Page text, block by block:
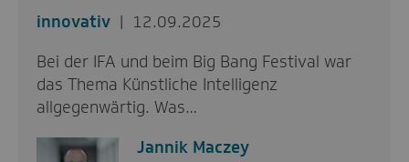
innovativ
12.09.2025
Bei der IFA und beim Big Bang Festival war
das Thema Künstliche Intelligenz
allgegenwärtig. Was…
Jannik Maczey